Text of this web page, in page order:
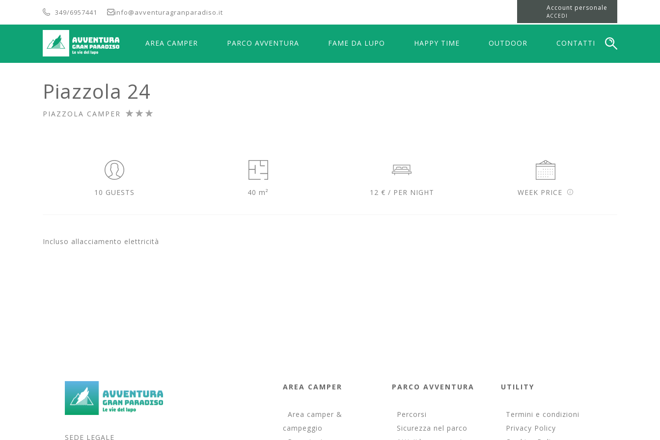
349/6957441 info@avventuragranparadiso.it
Account personale
ACCEDI
AREA CAMPER PARCO AVVENTURA FAME DA LUPO HAPPY TIME OUTDOOR CONTATTI
Piazzola 24
PIAZZOLA CAMPER
10 GUESTS 40 m² 12 € / PER NIGHT WEEK PRICE
Incluso allacciamento elettricità
SEDE LEGALE
AREA CAMPER
Area camper &
campeggio
PARCO AVVENTURA
Percorsi
Sicurezza nel parco
UTILITY
Termini e condizioni
Privacy Policy